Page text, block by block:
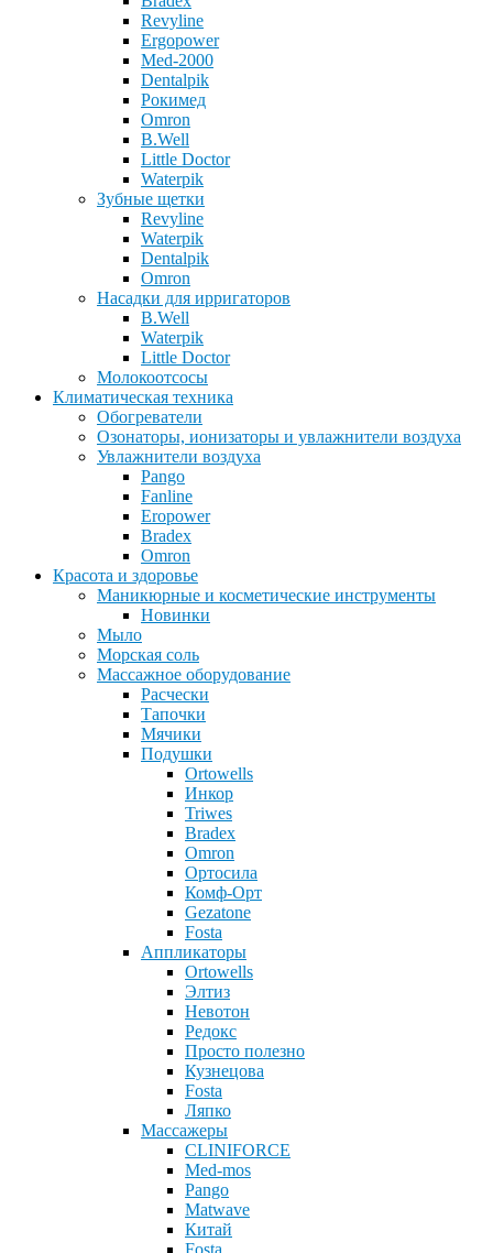
Revyline
Ergopower
Med-2000
Dentalpik
Рокимед
Omron
B.Well
Little Doctor
Waterpik
Зубные щетки
Revyline
Waterpik
Dentalpik
Omron
Насадки для ирригаторов
B.Well
Waterpik
Little Doctor
Молокоотсосы
Климатическая техника
Обогреватели
Озонаторы, ионизаторы и увлажнители воздуха
Увлажнители воздуха
Pango
Fanline
Eropower
Bradex
Omron
Красота и здоровье
Маникюрные и косметические инструменты
Новинки
Мыло
Морская соль
Массажное оборудование
Расчески
Тапочки
Мячики
Подушки
Ortowells
Инкор
Triwes
Bradex
Omron
Ортосила
Комф-Орт
Gezatone
Fosta
Аппликаторы
Ortowells
Элтиз
Невотон
Редокс
Просто полезно
Кузнецова
Fosta
Ляпко
Массажеры
CLINIFORCE
Med-mos
Pango
Matwave
Китай
Fosta